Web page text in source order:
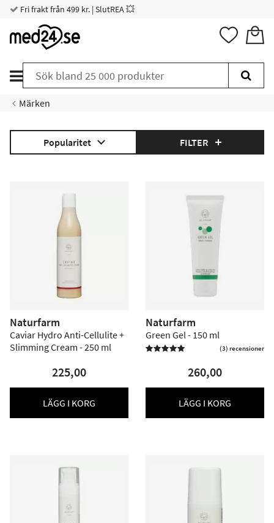
Fri frakt från 499 kr. | SlutREA 💥
Märken
Popularitet FILTER
Naturfarm
Caviar Hydro Anti-Cellulite +
Slimming Cream - 250 ml
225,00
LÄGG I KORG
Naturfarm
Green Gel - 150 ml
 (3) recensioner
260,00
LÄGG I KORG